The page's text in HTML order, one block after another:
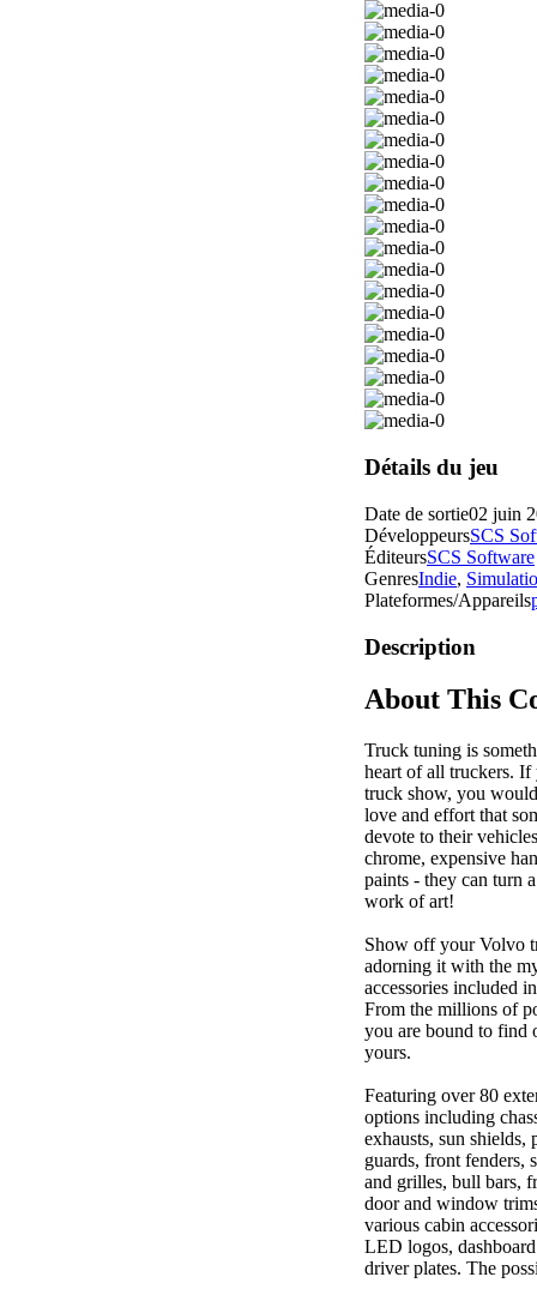
Détails du jeu
Date de sortie02 juin
DéveloppeursSCS
ÉditeursSCS Software
GenresIndie,
Plateformes/Appareils
Description
About This
Truck tuning is
heart of all truckers. If
truck show, you
love and effort that
devote to their
chrome, expensive
paints - they can turn
work of art!
Show off your Volvo
adorning it with the
accessories included
From the millions of
you are bound to find
yours.
Featuring over 80
options including
exhausts, sun shields,
guards, front fenders,
and grilles, bull bars,
door and window
various cabin
LED logos,
driver plates. The